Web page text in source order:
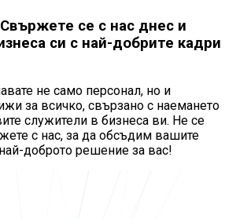
се с нас днес и
си с най-добрите кадри
не само персонал, но и
за всичко, свързано с наемането
служители в бизнеса ви. Не се
с нас, за да обсъдим вашите
доброто решение за вас!